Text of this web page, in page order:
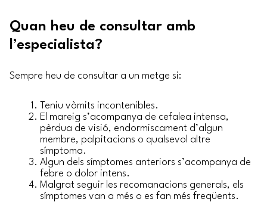
Quan heu de consultar amb
l’especialista?
Sempre heu de consultar a un metge si:
Teniu vòmits incontenibles.
El mareig s’acompanya de cefalea intensa,
pèrdua de visió, endormiscament d’algun
membre, palpitacions o qualsevol altre
símptoma.
Algun dels símptomes anteriors s’acompanya de
febre o dolor intens.
Malgrat seguir les recomanacions generals, els
símptomes van a més o es fan més freqüents.